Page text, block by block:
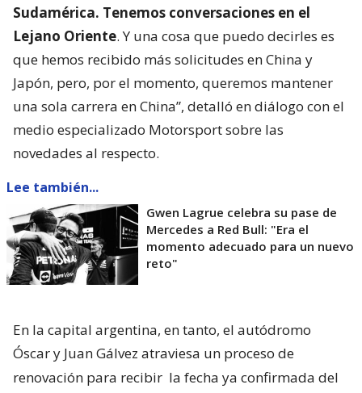
Sudamérica. Tenemos conversaciones en el
Lejano Oriente. Y una cosa que puedo decirles es
que hemos recibido más solicitudes en China y
Japón, pero, por el momento, queremos mantener
una sola carrera en China”, detalló en diálogo con el
medio especializado Motorsport sobre las
novedades al respecto.
Lee también...
Gwen Lagrue celebra su pase de
Mercedes a Red Bull: "Era el
momento adecuado para un nuevo
reto"
En la capital argentina, en tanto, el autódromo
Óscar y Juan Gálvez atraviesa un proceso de
renovación para recibir la fecha ya confirmada del